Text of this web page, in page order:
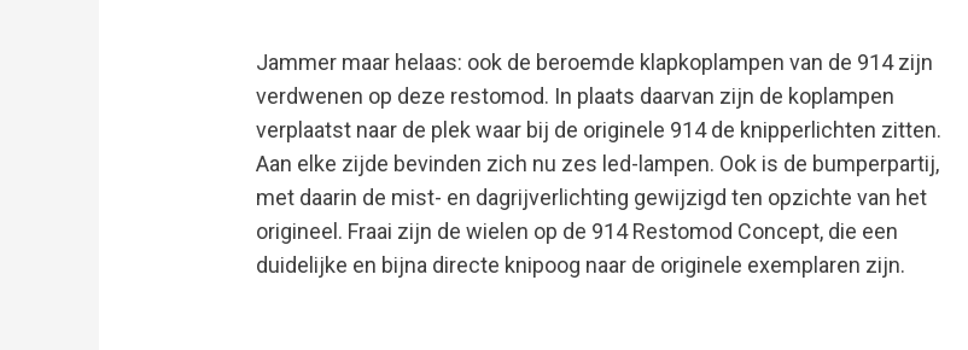
Jammer maar helaas: ook de beroemde klapkoplampen van de 914 zijn
verdwenen op deze restomod. In plaats daarvan zijn de koplampen
verplaatst naar de plek waar bij de originele 914 de knipperlichten zitten.
Aan elke zijde bevinden zich nu zes led-lampen. Ook is de bumperpartij,
met daarin de mist- en dagrijverlichting gewijzigd ten opzichte van het
origineel. Fraai zijn de wielen op de 914 Restomod Concept, die een
duidelijke en bijna directe knipoog naar de originele exemplaren zijn.